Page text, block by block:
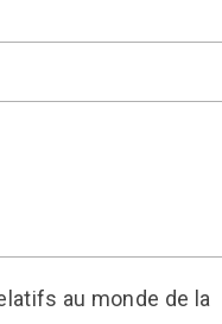
au monde de la